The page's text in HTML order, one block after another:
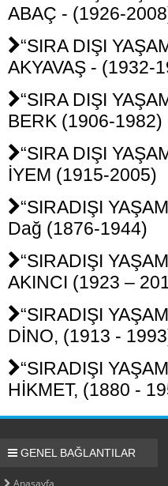
ABAÇ - (1926-
“SIRA DIŞI
AKYAVAŞ - (1932-
“SIRA DIŞI
BERK (1906-1982)
“SIRA DIŞI
İYEM (1915-2005)
“SIRADIŞI
Dağ (1876-1944)
“SIRADIŞI
AKINCI (1923 –
“SIRADIŞI
DİNO, (1913 -
“SIRADIŞI
HİKMET, (1880 -
GENEL BAĞLANTILAR
Anasayfa